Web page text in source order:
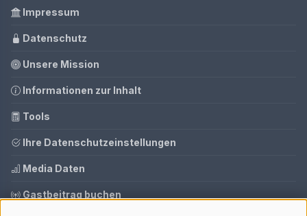
Impressum
Datenschutz
Unsere Mission
Informationen zur Inhalt
Tools
Ihre Datenschutzeinstellungen
Media Daten
Gastbeitrag buchen